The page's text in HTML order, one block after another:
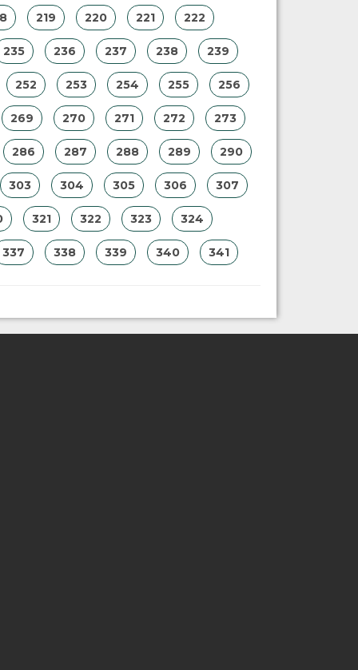
219 220 221 222
235 236 237 238 239
252 253 254 255 256
269 270 271 272 273
286 287 288 289 290
303 304 305 306 307
321 322 323 324
337 338 339 340 341